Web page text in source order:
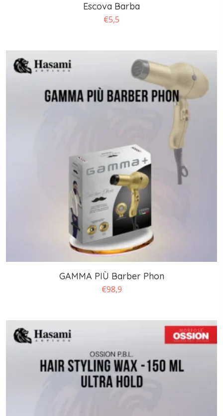
Escova Barba
€5,5
GAMMA PIÙ Barber Phon
€98,9